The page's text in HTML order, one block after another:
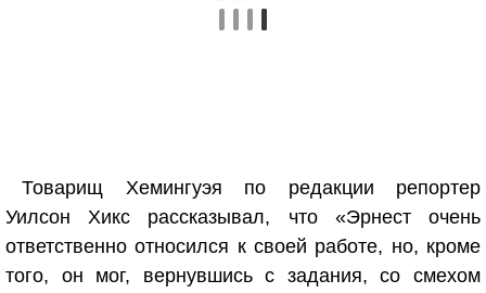
Товарищ Хемингуэя по редакции репортер
Уилсон Хикс рассказывал, что «Эрнест очень
ответственно относился к своей работе, но, кроме
того, он мог, вернувшись с задания, со смехом